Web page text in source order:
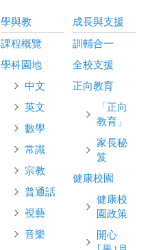
學與教
課程概覽
學科園地
中文
英文
數學
常識
宗教
普通話
視藝
音樂
成長與支援
訓輔合一
全校支援
正向教育
「正向
教育」
家長秘
笈
健康校園
健康校
園政策
開心